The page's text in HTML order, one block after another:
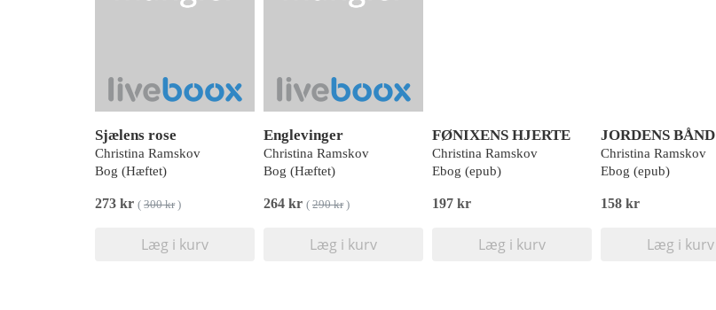
Sjælens rose
Christina Ramskov
Bog (Hæftet)
273 kr ( 300 kr)
Læg i kurv
Englevinger
Christina Ramskov
Bog (Hæftet)
264 kr ( 290 kr)
Læg i kurv
FØNIXENS HJERTE
Christina Ramskov
Ebog (epub)
197 kr
Læg i kurv
JORDENS BÅND
Christina Ramskov
Ebog (epub)
158 kr
Læg i kurv